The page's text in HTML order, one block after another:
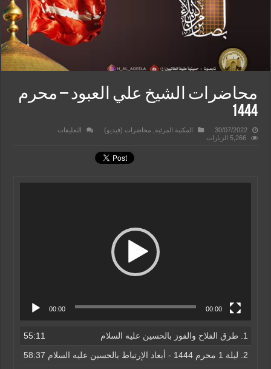
محاضرات الشيخ علي العبود – محرم
1444
30/07/2022 المكتبة المرئية, محاضرات (فيديو) التعليقات
1444
5,266 الزيارات
00:00 00:00
1. طرق الفلاح والفوز بالحسين عليه السلام
55:11
2. ليلة 1 محرم 1444 - أبعاد الإرتباط بالحسين عليه السلام
58:37